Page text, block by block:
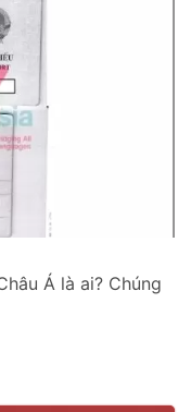
Á là ai? Chúng